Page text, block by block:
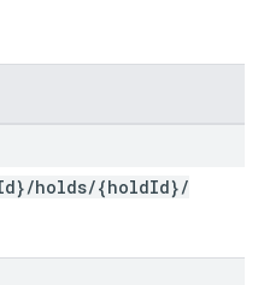
/holds/{holdId}/